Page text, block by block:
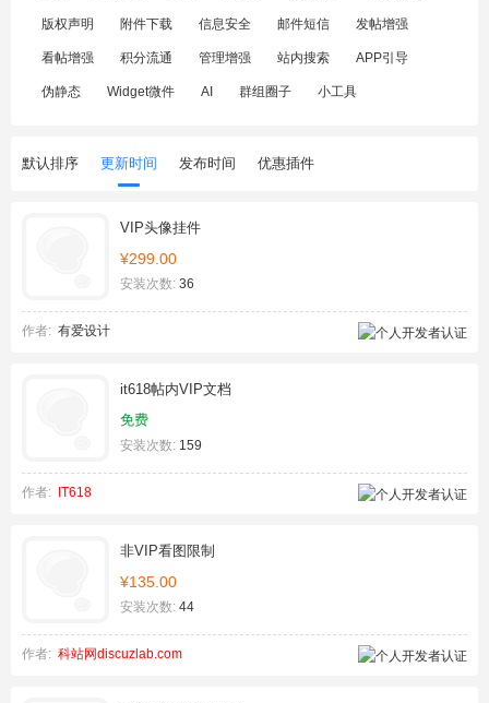
版权声明 附件下载 信息安全 邮件短信 发帖增强
看帖增强 积分流通 管理增强 站内搜索 APP引导
伪静态 Widget微件 AI 群组圈子 小工具
默认排序 更新时间 发布时间 优惠插件
VIP头像挂件
¥299.00
安装次数: 36
作者: 有爱设计
it618帖内VIP文档
免费
安装次数: 159
作者: IT618
非VIP看图限制
¥135.00
安装次数: 44
作者: 科站网discuzlab.com